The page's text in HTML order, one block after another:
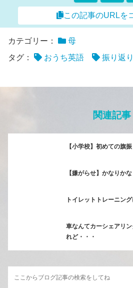
この記事のURLを
カテゴリー：
母
タグ：
おうち英語 振り返り
関連記事
【小学校】初めての旗
【嫌がらせ】かなりか
トイレットトレーニン
車なんてカーシェアリ
れど・・・